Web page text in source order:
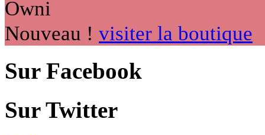
Nouveau ! visiter la boutique
Sur Facebook
Sur Twitter